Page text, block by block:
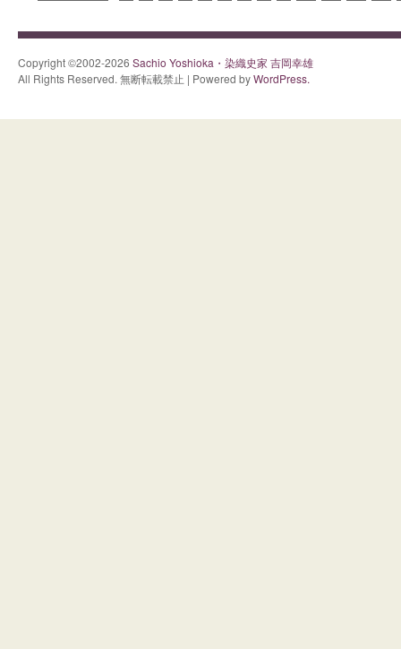
Copyright ©2002-2026 Sachio Yoshioka・染織史家 吉岡幸雄
All Rights Reserved. 無断転載禁止 | Powered byWordPress.